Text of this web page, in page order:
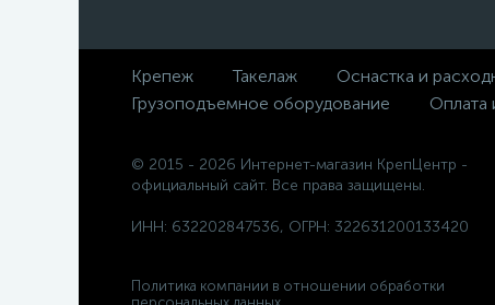
Крепеж Такелаж Оснастка и
Грузоподъемное оборудование
Оплата
© 2015 - 2026 Интернет-магазин КрепЦентр -
официальный сайт. Все права защищены.
ИНН: 632202847536, ОГРН: 322631200133420
Политика компании в отношении обработки